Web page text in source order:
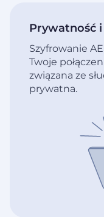
Prywatność
Szyfrowanie
Twoje
związana ze
prywatna.